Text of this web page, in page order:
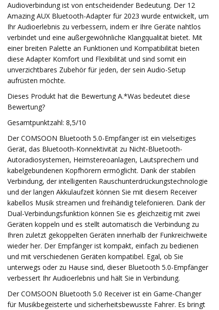
Audioverbindung ist von entscheidender Bedeutung. Der 12
Amazing AUX Bluetooth-Adapter für 2023 wurde entwickelt, um
Ihr Audioerlebnis zu verbessern, indem er Ihre Geräte nahtlos
verbindet und eine außergewöhnliche Klangqualität bietet. Mit
einer breiten Palette an Funktionen und Kompatibilität bieten
diese Adapter Komfort und Flexibilität und sind somit ein
unverzichtbares Zubehör für jeden, der sein Audio-Setup
aufrüsten möchte.
Dieses Produkt hat die Bewertung A.*Was bedeutet diese
Bewertung?
Gesamtpunktzahl: 8,5/10
Der COMSOON Bluetooth 5.0-Empfänger ist ein vielseitiges
Gerät, das Bluetooth-Konnektivität zu Nicht-Bluetooth-
Autoradiosystemen, Heimstereoanlagen, Lautsprechern und
kabelgebundenen Kopfhörern ermöglicht. Dank der stabilen
Verbindung, der intelligenten Rauschunterdrückungstechnologie
und der langen Akkulaufzeit können Sie mit diesem Receiver
kabellos Musik streamen und freihändig telefonieren. Dank der
Dual-Verbindungsfunktion können Sie es gleichzeitig mit zwei
Geräten koppeln und es stellt automatisch die Verbindung zu
Ihren zuletzt gekoppelten Geräten innerhalb der Funkreichweite
wieder her. Der Empfänger ist kompakt, einfach zu bedienen
und mit verschiedenen Geräten kompatibel. Egal, ob Sie
unterwegs oder zu Hause sind, dieser Bluetooth 5.0-Empfänger
verbessert Ihr Audioerlebnis und hält Sie in Verbindung.
Der COMSOON Bluetooth 5.0 Receiver ist ein Game-Changer
für Musikbegeisterte und sicherheitsbewusste Fahrer. Es bringt